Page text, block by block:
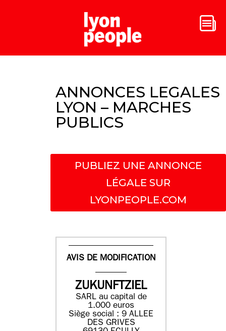
ANNONCES LEGALES
LYON – MARCHES
PUBLICS
PUBLIEZ UNE ANNONCE
LÉGALE SUR
LYONPEOPLE.COM
AVIS DE MODIFICATION
ZUKUNFTZIEL
SARL au capital de
1.000 euros
Siège social : 9 ALLEE
DES GRIVES